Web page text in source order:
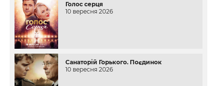
Голос серця
10 вересня 2026
Санаторій Горького. Поєдинок
10 вересня 2026